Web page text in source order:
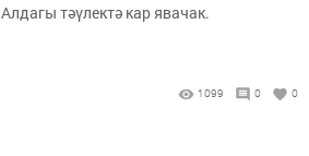
Алдагы тәүлектә кар явачак.
1099 0 0